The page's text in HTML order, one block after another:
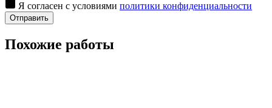
Я согласен с условиями политики конфиденциальности
Отправить
Похожие работы